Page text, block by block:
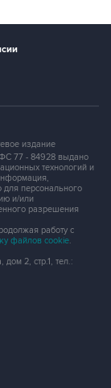
издание
77 - 84928 выдано
технологий и
персонального
и/или
разрешения
работу с
файлов cookie.
2, стр.1, тел.: